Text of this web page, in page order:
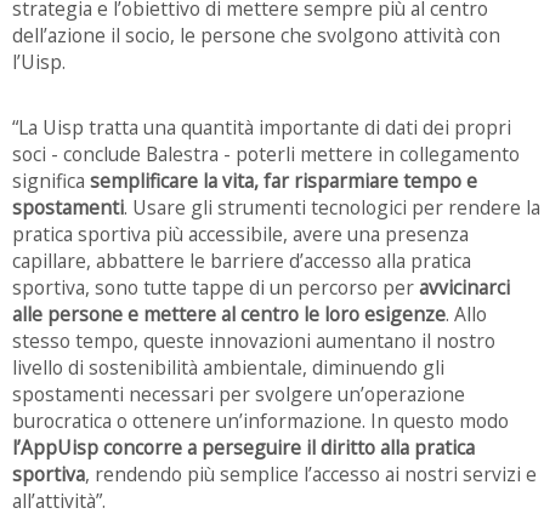
strategia e l’obiettivo di mettere sempre più al centro
dell’azione il socio, le persone che svolgono attività con
l’Uisp.
“La Uisp tratta una quantità importante di dati dei propri
soci - conclude Balestra - poterli mettere in collegamento
significa semplificare la vita, far risparmiare tempo e
spostamenti. Usare gli strumenti tecnologici per rendere la
pratica sportiva più accessibile, avere una presenza
capillare, abbattere le barriere d’accesso alla pratica
sportiva, sono tutte tappe di un percorso peravvicinarci
alle persone e mettere al centro le loro esigenze. Allo
stesso tempo, queste innovazioni aumentano il nostro
livello di sostenibilità ambientale, diminuendo gli
spostamenti necessari per svolgere un’operazione
burocratica o ottenere un’informazione. In questo modo
l’AppUisp concorre a perseguire il diritto alla pratica
sportiva, rendendo più semplice l’accesso ai nostri servizi e
all’attività”.